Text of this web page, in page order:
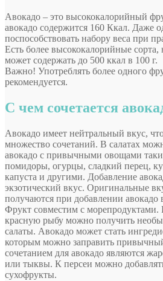
Авокадо – это высококалорийный
авокадо содержится 160 Ккал. Даже
поспособствовать набору веса при
Есть более высококалорийные
может содержать до 500 ккал в 100 г.
Важно! Употреблять более одного
рекомендуется.
С чем сочетается
Авокадо имеет нейтральный вкус,
множество сочетаний. В салатах
авокадо с привычными овощами
помидоры, огурцы, сладкий перец,
капуста и другими. Добавление
экзотический вкус. Оригинальные
получаются при добавлении авокадо
Фрукт совместим с морепродуктами.
красную рыбу можно получить
салаты. Авокадо может стать
которым можно заправить
сочетанием для авокадо являются
или тыквы. К персеи можно
сухофрукты.